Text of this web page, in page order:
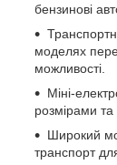
бензинові
моделях
можливості.
Міні-
розмірами
Широкий
транспорт